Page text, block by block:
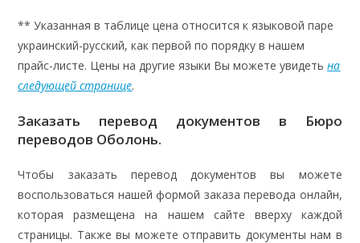
** Указанная в таблице цена относится к языковой паре
украинский-русский, как первой по порядку в нашем
прайс-листе. Цены на другие языки Вы можете увидетьна
следующей странице.
Заказать перевод документов в Бюро
переводов Оболонь.
Чтобы заказать перевод документов вы можете
воспользоваться нашей формой заказа перевода онлайн,
которая размещена на нашем сайте вверху каждой
страницы. Также вы можете отправить документы нам в